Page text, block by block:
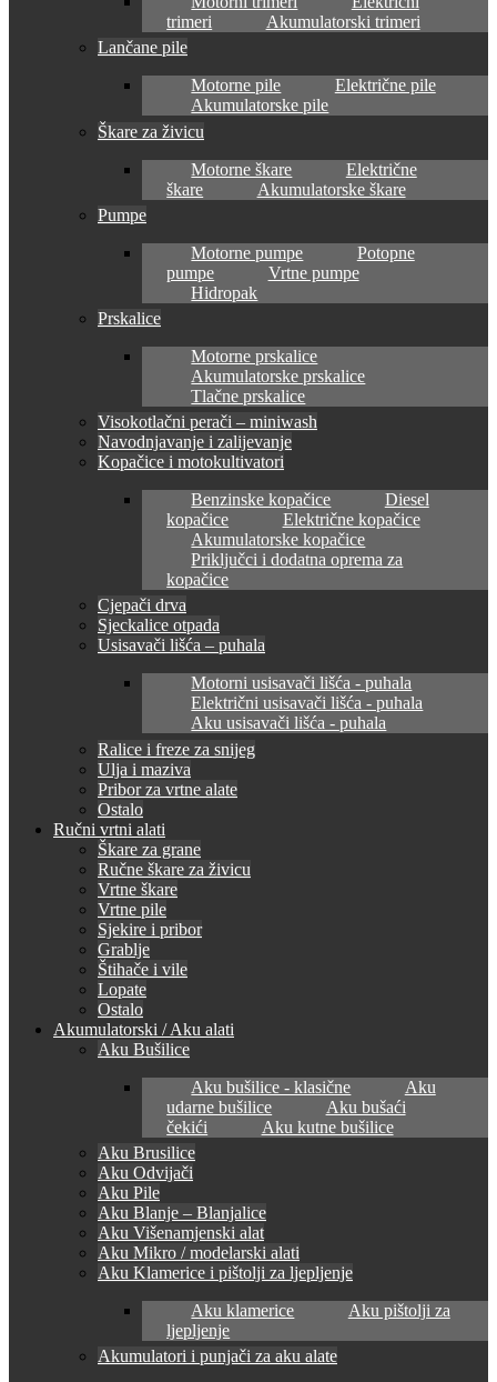
trimeri
Akumulatorski trimeri
Lančane pile
Motorne pile
Električne pile
Akumulatorske pile
Škare za živicu
Motorne škare
Električne
škare
Akumulatorske škare
Pumpe
Motorne pumpe
Potopne
pumpe
Vrtne pumpe
Hidropak
Prskalice
Motorne prskalice
Akumulatorske prskalice
Tlačne prskalice
Visokotlačni perači – miniwash
Navodnjavanje i zalijevanje
Kopačice i motokultivatori
Benzinske kopačice
Diesel
kopačice
Električne kopačice
Akumulatorske kopačice
Priključci i dodatna oprema za
kopačice
Cjepači drva
Sjeckalice otpada
Usisavači lišća – puhala
Motorni usisavači lišća - puhala
Električni usisavači lišća - puhala
Aku usisavači lišća - puhala
Ralice i freze za snijeg
Ulja i maziva
Pribor za vrtne alate
Ostalo
Ručni vrtni alati
Škare za grane
Ručne škare za živicu
Vrtne škare
Vrtne pile
Sjekire i pribor
Grablje
Štihače i vile
Lopate
Ostalo
Akumulatorski / Aku alati
Aku Bušilice
Aku bušilice - klasične
Aku
udarne bušilice
Aku bušaći
čekići
Aku kutne bušilice
Aku Brusilice
Aku Odvijači
Aku Pile
Aku Blanje – Blanjalice
Aku Višenamjenski alat
Aku Mikro / modelarski alati
Aku Klamerice i pištolji za ljepljenje
Aku klamerice
Aku pištolji za
ljepljenje
Akumulatori i punjači za aku alate